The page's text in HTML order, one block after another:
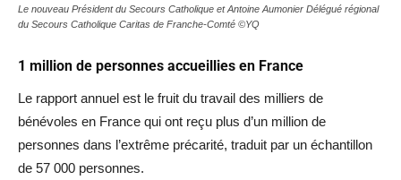
Le nouveau Président du Secours Catholique et Antoine Aumonier Délégué régional
du Secours Catholique Caritas de Franche-Comté ©YQ
1 million de personnes accueillies en France
Le rapport annuel est le fruit du travail des milliers de
bénévoles en France qui ont reçu plus d’un million de
personnes dans l’extrême précarité, traduit par un échantillon
de 57 000 personnes.